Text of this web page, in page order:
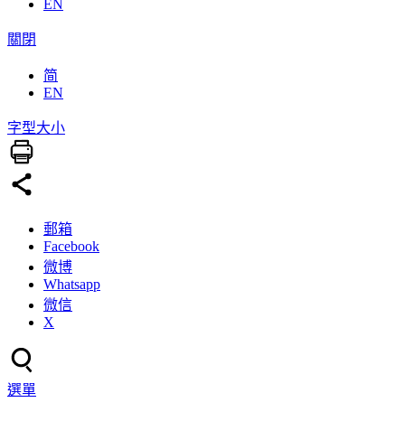
EN
關閉
简
EN
字型大小
郵箱
Facebook
微博
Whatsapp
微信
X
選單